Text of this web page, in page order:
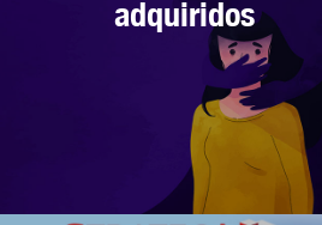
adquiridos